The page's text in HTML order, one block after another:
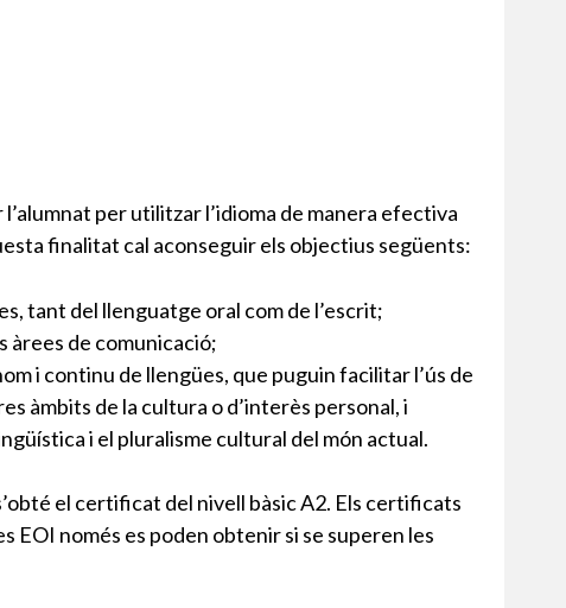
per utilitzar l’idioma de manera efectiva
finalitat cal aconseguir els objectius següents:
tant del llenguatge oral com de l’escrit;
de comunicació;
i continu de llengües, que puguin facilitar l’ús de
àmbits de la cultura o d’interès personal, i
i el pluralisme cultural del món actual.
el certificat del nivell bàsic A2. Els certificats
EOI només es poden obtenir si se superen les